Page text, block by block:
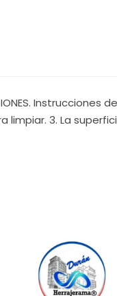
Instrucciones
3. La